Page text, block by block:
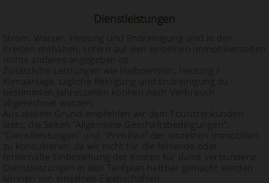
Dienstleistungen
Strom, Wasser, Heizung und Endreinigung sind in den
Preisen enthalten, sofern auf den einzelnen Immobilienseiten
nichts anderes angegeben ist.
Zusätzliche Leistungen wie Halbpension, Heizung /
Klimaanlage, tägliche Reinigung und Endreinigung zu
bestimmten Jahreszeiten können nach Verbrauch
abgerechnet werden.
Aus diesem Grund empfehlen wir dem Touristenkunden
stets, die Seiten "Allgemeine Geschäftsbedingungen",
"Dienstleistungen" und "Preisliste" der einzelnen Immobilien
zu konsultieren, da wir nicht für die fehlende oder
fehlerhafte Einbeziehung der Kosten für damit verbundene
Dienstleistungen in den Tarifplan haftbar gemacht werden
können von einzelnen Eigenschaften.